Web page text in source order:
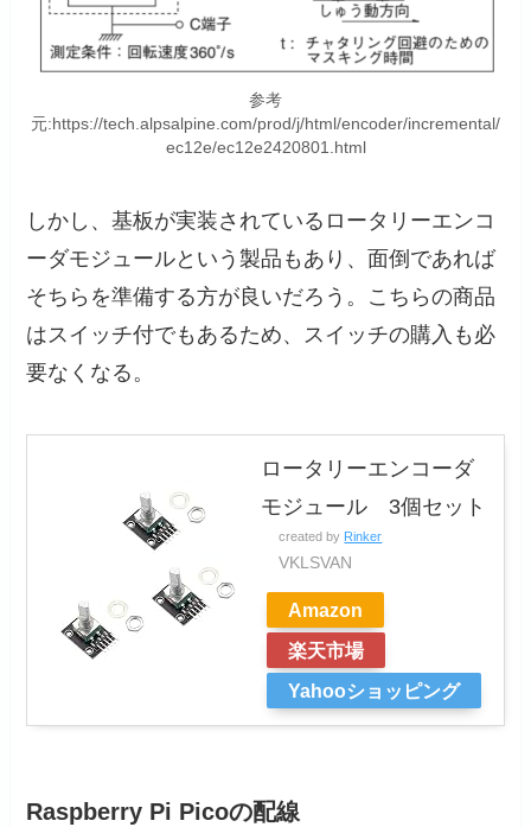
参考
元:https://tech.alpsalpine.com/prod/j/html/encoder/incremental/
ec12e/ec12e2420801.html
しかし、基板が実装されているロータリーエンコ
ーダモジュールという製品もあり、面倒であれば
そちらを準備する方が良いだろう。こちらの商品
はスイッチ付でもあるため、スイッチの購入も必
要なくなる。
ロータリーエンコーダ
モジュール 3個セット
created by Rinker
VKLSVAN
Amazon
楽天市場
Yahooショッピング
Raspberry Pi Picoの配線